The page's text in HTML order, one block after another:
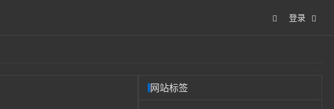
登录
网站标签